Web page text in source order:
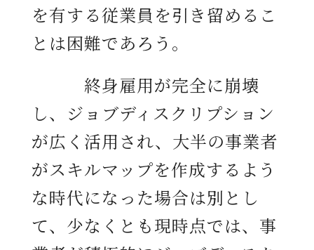
を有する従業員を引き留めるこ
とは困難であろう。
終身雇用が完全に崩壊
し、ジョブディスクリプション
が広く活用され、大半の事業者
がスキルマップを作成するよう
な時代になった場合は別とし
て、少なくとも現時点では、事